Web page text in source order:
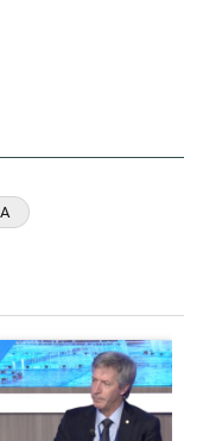
histórico de
artículo de tendencia